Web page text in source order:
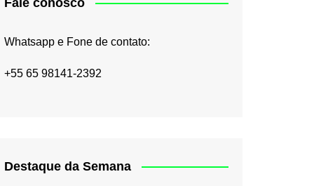
Whatsapp e Fone de contato:
+55 65 98141-2392
Destaque da Semana